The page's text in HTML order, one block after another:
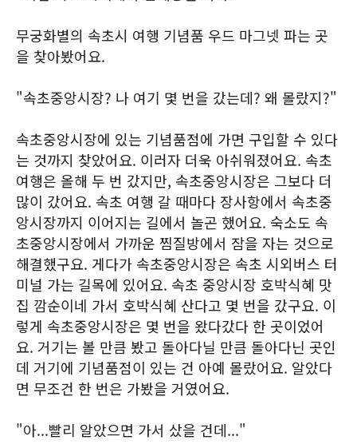
무궁화별의 속초시 여행 기념품 우드 마그넷 파는 곳
을 찾아봤어요.
"속초중앙시장? 나 여기 몇 번을 갔는데? 왜 몰랐지?"
속초중앙시장에 있는 기념품점에 가면 구입할 수 있다
는 것까지 찾았어요. 이러자 더욱 아쉬워졌어요. 속초
여행은 올해 두 번 갔지만, 속초중앙시장은 그보다 더
많이 갔어요. 속초 여행 갈 때마다 장사항에서 속초중
앙시장까지 이어지는 길에서 놀곤 했어요. 숙소도 속
초중앙시장에서 가까운 찜질방에서 잠을 자는 것으로
해결했구요. 게다가 속초중앙시장은 속초 시외버스 터
미널 가는 길목에 있어요. 속초 중앙시장 호박식혜 맛
집 깜순이네 가서 호박식혜 산다고 몇 번을 갔구요. 이
렇게 속초중앙시장은 몇 번을 왔다갔다 한 곳이었어
요. 거기는 볼 만큼 봤고 돌아다닐 만큼 돌아다닌 곳인
데 거기에 기념품점이 있는 건 아예 몰랐어요. 알았다
면 무조건 한 번은 가봤을 거였어요.
"아...빨리 알았으면 가서 샀을 건데..."